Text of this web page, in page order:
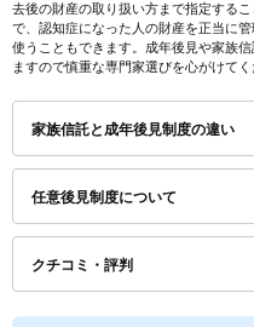
去後の財産の取り扱い方まで指定する
で、認知症になった人の財産を正当に
使うこともできます。成年後見や家族
ますので慎重な専門家選びを心がけて
家族信託と成年後見制度の違い
任意後見制度について
クチコミ・評判